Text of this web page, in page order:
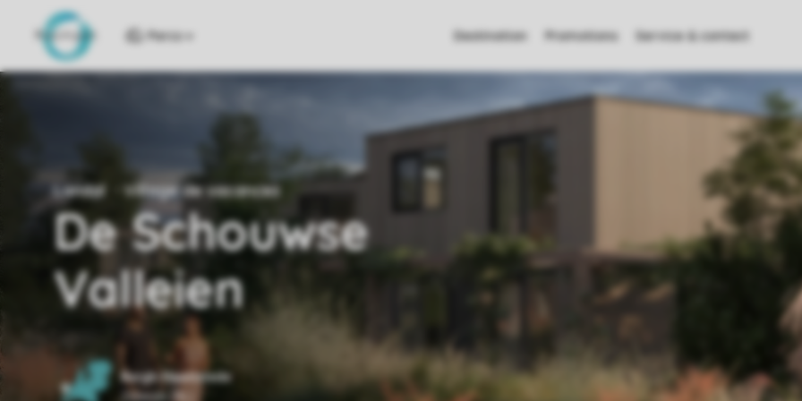
Parcs Destination Promotions Service & contact